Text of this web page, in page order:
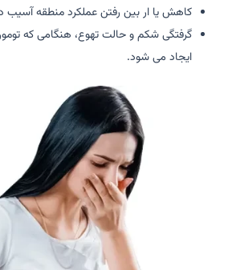
کاهش یا ار بین رفتن عملکرد منطقه آسیب
گرفتگی شکم و حالت تهوع، هنگامی که
ایجاد می شود.